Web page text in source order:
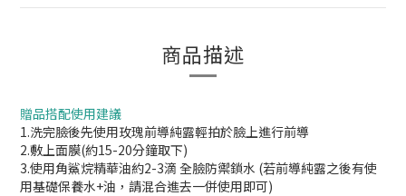
商品描述
贈品搭配使用建議
1.洗完臉後先使用玫瑰前導純露輕拍於臉上進行前導
2.敷上面膜(約15-20分鐘取下)
3.使用角鯊烷精華油約2-3滴 全臉防禦鎖水 (若前導純露之後有使
用基礎保養水+油，請混合進去一併使用即可)